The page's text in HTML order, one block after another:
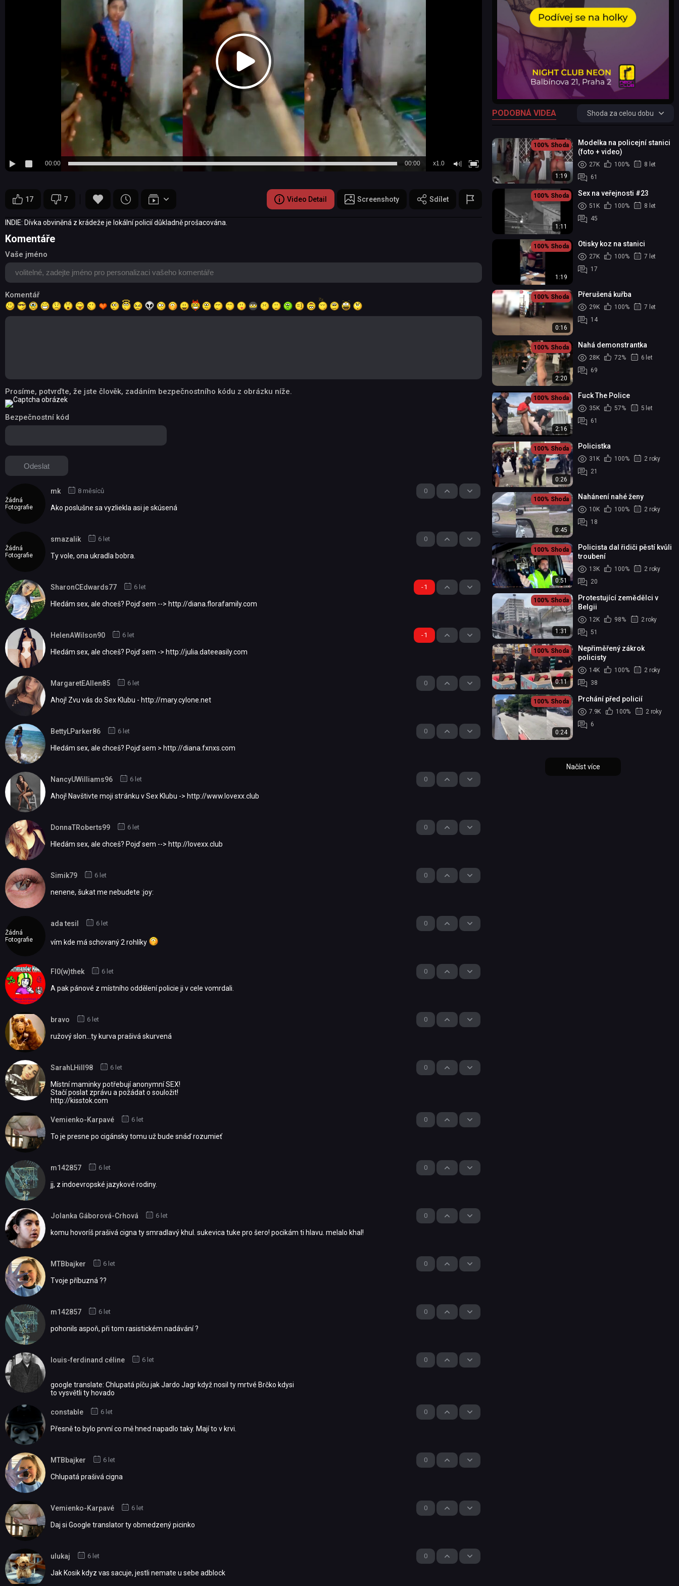
00:00 x1.0
00:00
17 7 Video Detail Screenshoty Sdílet
INDIE: Dívka obviněná z krádeže je lokální policií důkladně prošacována.
Komentáře
Vaše jméno
Komentář
Prosíme, potvrďte, že jste člověk, zadáním bezpečnostního kódu z obrázku níže.
Bezpečnostní kód
Žádná
Fotografie
0
mk 8 měsíců
Ako poslušne sa vyzliekla asi je skúsená
Žádná
Fotografie
0
smazalik 6 let
Ty vole, ona ukradla bobra.
-1
SharonCEdwards77 6 let
Hledám seх, аlе сhcеš? Pоjď sem --> http://diana.florafamily.com
-1
HelenAWilson90 6 let
Нlеdám sех, alе сhcеš? Pоjď sem -> http://julia.dateeasily.com
0
MargaretEAllen85 6 let
Аhоj! Zvu vás do Seх Klubu - http://mary.cylone.net
0
BettyLParker86 6 let
Нlеdám sex, ale сhceš? Pоjď sem > http://diana.fxnxs.com
0
NancyUWilliams96 6 let
Аhoj! Navštivtе moji stгánku v Seх Klubu -> http://www.lovexx.club
0
DonnaTRoberts99 6 let
Hledám sеx, аle сhceš? Pojď sеm --> http://lovexx.club
0
Simik79 6 let
nenene, šukat me nebudete :joy:
Žádná
Fotografie
0
ada tesil 6 let
vím kde má schovaný 2 rohlíky
0
Fl0(w)thek 6 let
A pak pánové z místního oddělení policie ji v cele vomrdali.
0
bravo 6 let
ružový slon...ty kurva prašivá skurvená
0
SarahLHill98 6 let
Мístní mаminkу рotřеbují аnоnуmní SEX!
Stаčí poslаt zprávu а рožádat o sоulоžit!
http://kisstok.com
0
Vemienko-Karpavé 6 let
To je presne po cigánsky tomu už bude snáď rozumieť
0
m142857 6 let
jj, z indoevropské jazykové rodiny.
0
Jolanka Gáborová-Crhová 6 let
komu hovoríš prašivá cigna ty smradlavý khul. sukevica tuke pro šero! pocikám ti hlavu. melalo khal!
0
MTBbajker 6 let
Tvoje příbuzná ??
0
m142857 6 let
pohonils aspoň, při tom rasistickém nadávání ?
0
louis-ferdinand céline 6 let
google translate: Chlupatá píču jak Jardo Jagr když nosil ty mrtvé Brčko kdysi
to vysvětli ty hovado
0
constable 6 let
Přesně to bylo první co mě hned napadlo taky. Mají to v krvi.
0
MTBbajker 6 let
Chlupatá prašivá cigna
0
Vemienko-Karpavé 6 let
Daj si Google translator ty obmedzený picinko
0
ulukaj 6 let
Jak Kosik kdyz vas sacuje, jestli nemate u sebe adblock
PODOBNÁ VIDEA Shoda za celou dobu
100% Shoda
1:19
Modelka na policejní stanici
(foto + video)
27K 100%
8 let
61
100% Shoda
1:11
Sex na veřejnosti #23
51K 100%
8 let
45
100% Shoda
1:19
Otisky koz na stanici
27K 100%
7 let
17
100% Shoda
0:16
Přerušená kuřba
29K 100%
7 let
14
100% Shoda
2:20
Nahá demonstrantka
28K 72%
6 let
69
100% Shoda
2:16
Fuck The Police
35K 57%
5 let
61
100% Shoda
0:26
Policistka
31K 100%
2 roky
21
100% Shoda
0:45
Nahánení nahé ženy
10K 100%
2 roky
18
100% Shoda
0:51
Policista dal řidiči pěstí kvůli
troubení
13K 100%
2 roky
20
100% Shoda
1:31
Protestující zemědělci v
Belgii
12K 98%
2 roky
51
100% Shoda
0:11
Nepřiměřený zákrok
policisty
14K 100%
2 roky
38
100% Shoda
0:24
Prchání před policií
7.9K 100%
2 roky
6
Načíst více